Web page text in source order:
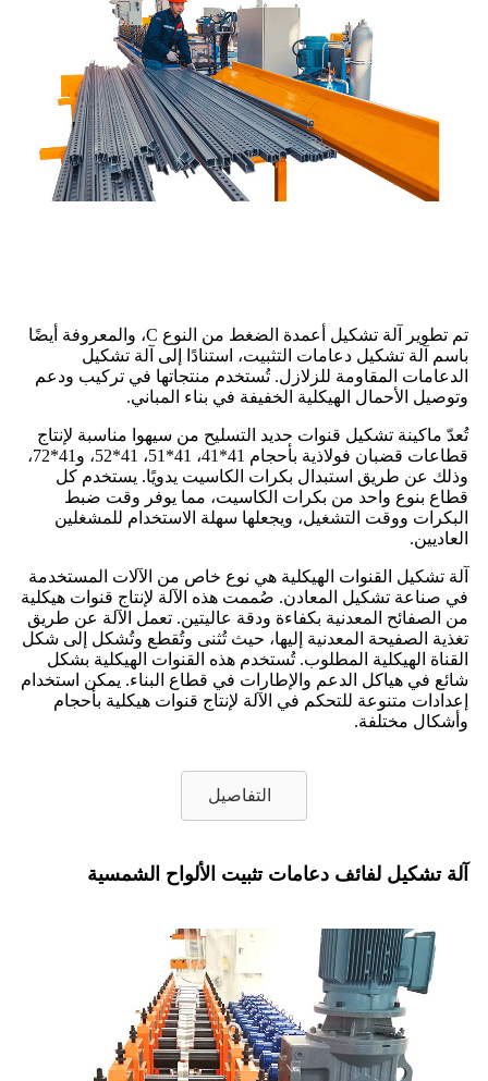
تم تطوير آلة تشكيل أعمدة الضغط من النوع C، والمعروفة أيضًا
باسم آلة تشكيل دعامات التثبيت، استنادًا إلى آلة تشكيل
الدعامات المقاومة للزلازل. تُستخدم منتجاتها في تركيب ودعم
وتوصيل الأحمال الهيكلية الخفيفة في بناء المباني.
تُعدّ ماكينة تشكيل قنوات حديد التسليح من سيهوا مناسبة لإنتاج
قطاعات قضبان فولاذية بأحجام 41*41، 41*51، 41*52، و41*72،
وذلك عن طريق استبدال بكرات الكاسيت يدويًا. يستخدم كل
قطاع بنوع واحد من بكرات الكاسيت، مما يوفر وقت ضبط
البكرات ووقت التشغيل، ويجعلها سهلة الاستخدام للمشغلين
العاديين.
آلة تشكيل القنوات الهيكلية هي نوع خاص من الآلات المستخدمة
في صناعة تشكيل المعادن. صُممت هذه الآلة لإنتاج قنوات هيكلية
من الصفائح المعدنية بكفاءة ودقة عاليتين. تعمل الآلة عن طريق
تغذية الصفيحة المعدنية إليها، حيث تُثنى وتُقطع وتُشكل إلى شكل
القناة الهيكلية المطلوب. تُستخدم هذه القنوات الهيكلية بشكل
شائع في هياكل الدعم والإطارات في قطاع البناء. يمكن استخدام
إعدادات متنوعة للتحكم في الآلة لإنتاج قنوات هيكلية بأحجام
وأشكال مختلفة.
التفاصيل
آلة تشكيل لفائف دعامات تثبيت الألواح الشمسية